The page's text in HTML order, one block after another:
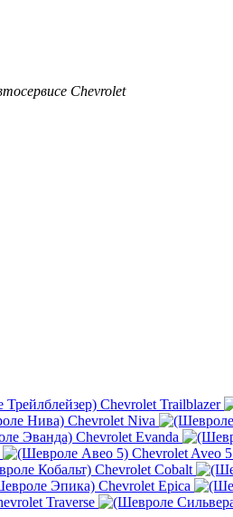
Chevrolet
Chevrolet Trailblazer
Chevrolet Niva
Chevrolet Evanda
Chevrolet Aveo 5
Chevrolet Cobalt
Chevrolet Epica
Traverse